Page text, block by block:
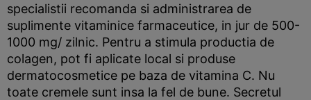
specialistii recomanda si administrarea de
suplimente vitaminice farmaceutice, in jur de 500-
1000 mg/ zilnic. Pentru a stimula productia de
colagen, pot fi aplicate local si produse
dermatocosmetice pe baza de vitamina C. Nu
toate cremele sunt insa la fel de bune. Secretul